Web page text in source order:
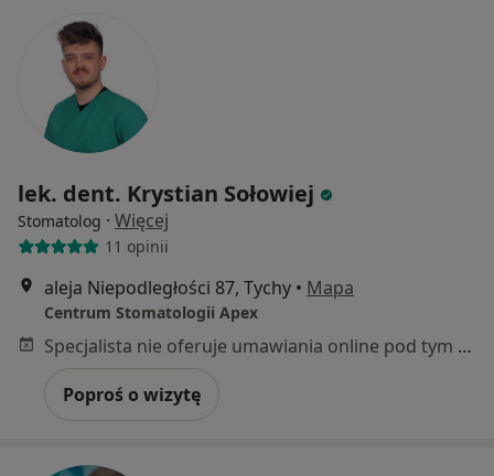
lek. dent. Krystian Sołowiej
Stomatolog · Więcej
11 opinii
aleja Niepodległości 87, Tychy • Mapa
Centrum Stomatologii Apex
Specjalista nie oferuje umawiania online pod tym adresem.
Poproś o wizytę